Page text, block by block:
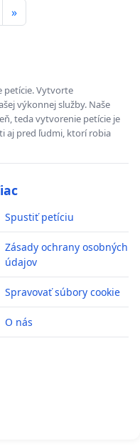
»
petície. Vytvorte
výkonnej služby. Naše
teda vytvorenie petície je
aj pred ľudmi, ktorí robia
Spustiť petíciu
Zásady ochrany osobných
údajov
Spravovať súbory cookie
O nás